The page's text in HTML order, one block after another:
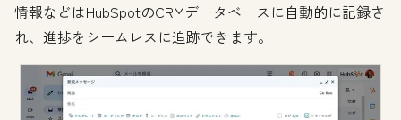
情報などはHubSpotのCRMデータベースに自動的に記録さ
れ、進捗をシームレスに追跡できます。